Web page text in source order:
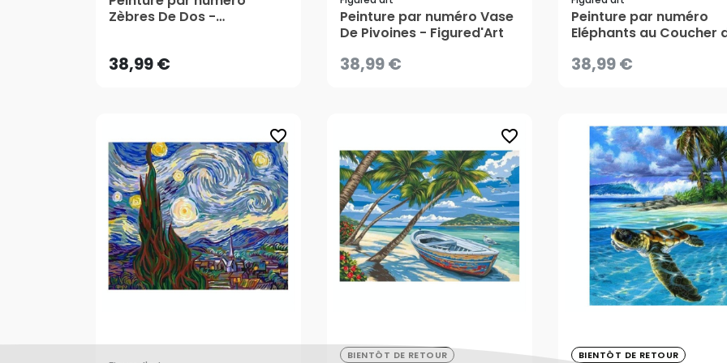
Zèbres De Dos -
38,99 €
38,99 €
AJOUTER AU PANIER
Peinture par numéro Vase
De Pivoines - Figured'Art
38,99 €CRÉER UNE ALERTE
Peinture par numéro
Eléphants au Coucher
38,99 €CRÉER UNE ALERTE
favorite_border favorite_border
BIENTÔT DE RETOUR
38,99 € BIENTÔT DE RETOUR
38,99 €